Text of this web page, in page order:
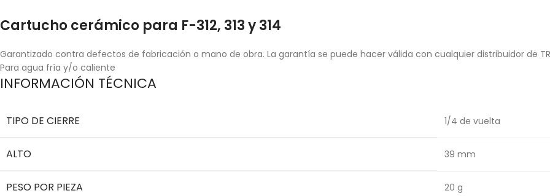
Cartucho cerámico para F-312, 313 y 314
Garantizado contra defectos de fabricación o mano de obra. La garantía se puede hacer válida con cualquier distribuidor de
Para agua fría y/o caliente
INFORMACIÓN TÉCNICA
TIPO DE CIERRE 1/4 de vuelta
ALTO 39 mm
PESO POR PIEZA 20 g